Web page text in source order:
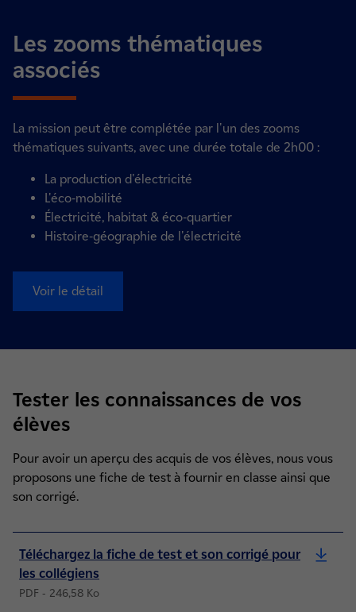
Les zooms thématiques
associés
La mission peut être complétée par l'un des zooms
thématiques suivants, avec une durée totale de 2h00 :
La production d'électricité
L'éco-mobilité
Électricité, habitat & éco-quartier
Histoire-géographie de l'électricité
Voir le détail
Tester les connaissances de vos
élèves
Pour avoir un aperçu des acquis de vos élèves, nous vous
proposons une fiche de test à fournir en classe ainsi que
son corrigé.
Téléchargez la fiche de test et son corrigé pour
les collégiens
PDF - 246,58 Ko